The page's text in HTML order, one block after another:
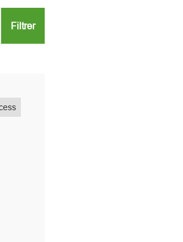
Filtrer